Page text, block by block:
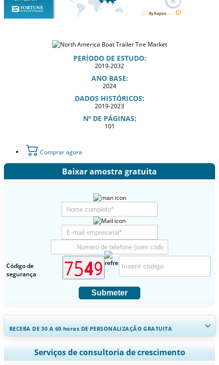
PERÍODO DE ESTUDO:
2019-2032
ANO BASE:
2024
DADOS HISTÓRICOS:
2019-2023
Nº DE PÁGINAS:
101
Comprar agora
Baixar amostra gratuita
Código de
segurança
Submeter
RECEBA DE 30 A 60 horas DE PERSONALIZAÇÃO GRATUITA
Ampliar a cobertura regional e por país, Análise de segmentos,
Perfis de empresas, Benchmarking competitivo, e insights sobre o
Serviços de consultoria de crescimento